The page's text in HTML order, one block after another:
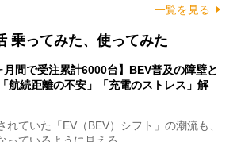
一覧を見る
乗ってみた、使ってみた
月間で受注累計6000台】BEV普及の障壁と
航続距離の不安」「充電のストレス」解
ていた「EV（BEV）シフト」の潮流も、